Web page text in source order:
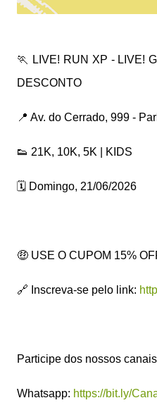
🏃 LIVE! RUN XP - LIVE!
DESCONTO
📍 Av. do Cerrado, 999 -
👟 21K, 10K, 5K | KIDS
🗓️ Domingo, 21/06/2026
🤑 USE O CUPOM 15%
🔗 Inscreva-se pelo link:
Participe dos nossos
Whatsapp: https://bit.ly/